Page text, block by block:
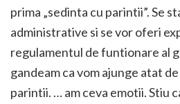
prima „sedinta cu parintii”. Se
administrative si se vor oferi
regulamentul de funtionare al
gandeam ca vom ajunge atat
parintii. … am ceva emotii. Stiu